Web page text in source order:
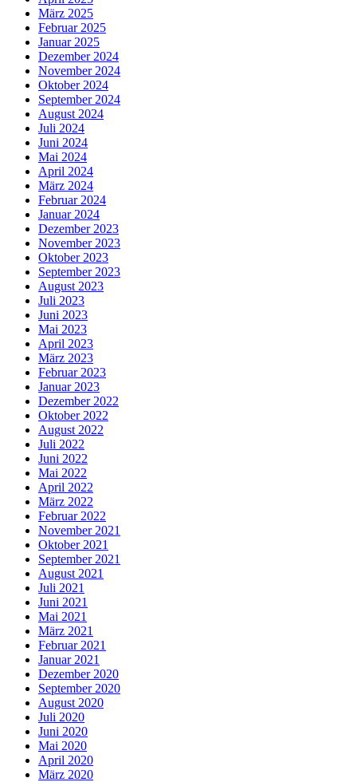
März 2025
Februar 2025
Januar 2025
Dezember 2024
November 2024
Oktober 2024
September 2024
August 2024
Juli 2024
Juni 2024
Mai 2024
April 2024
März 2024
Februar 2024
Januar 2024
Dezember 2023
November 2023
Oktober 2023
September 2023
August 2023
Juli 2023
Juni 2023
Mai 2023
April 2023
März 2023
Februar 2023
Januar 2023
Dezember 2022
Oktober 2022
August 2022
Juli 2022
Juni 2022
Mai 2022
April 2022
März 2022
Februar 2022
November 2021
Oktober 2021
September 2021
August 2021
Juli 2021
Juni 2021
Mai 2021
März 2021
Februar 2021
Januar 2021
Dezember 2020
September 2020
August 2020
Juli 2020
Juni 2020
Mai 2020
April 2020
März 2020